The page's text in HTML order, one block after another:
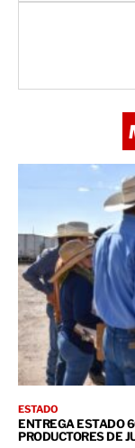
ESTADO
ENTREGA ESTADO
PRODUCTORES DE